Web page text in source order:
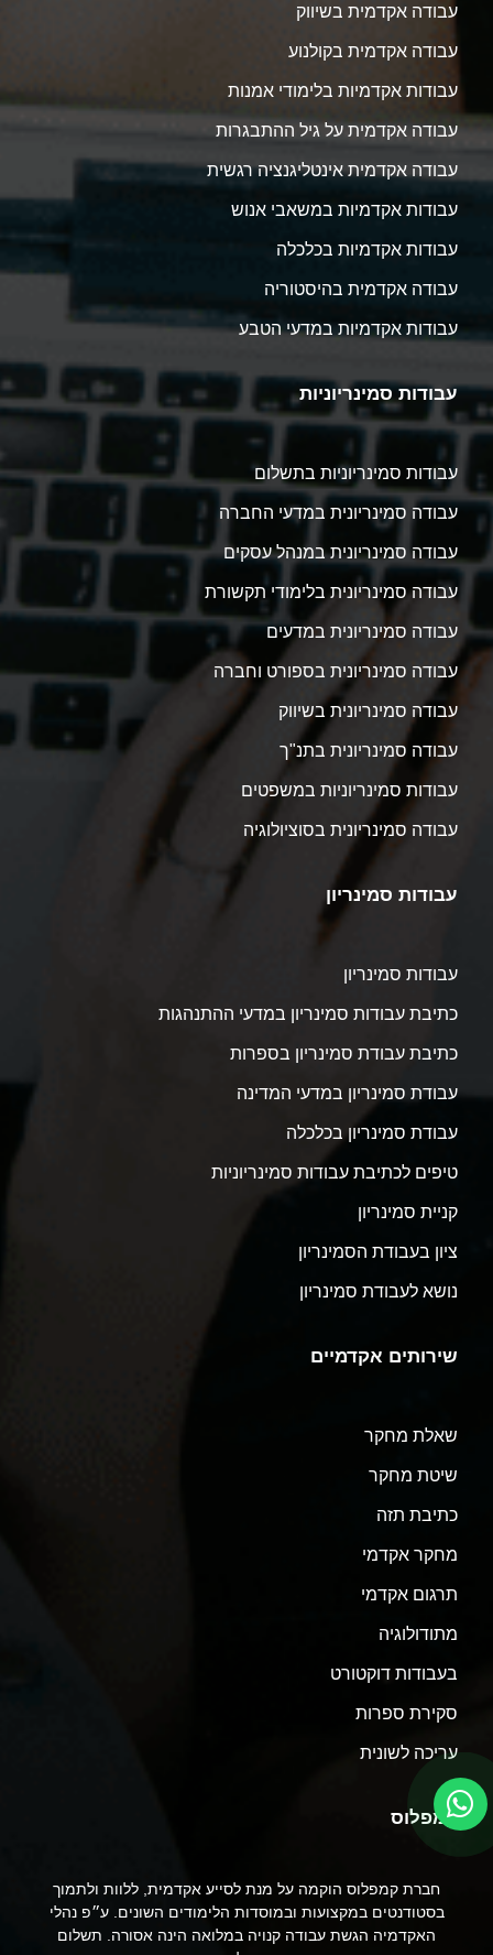
עבודה אקדמית בשיווק
עבודה אקדמית בקולנוע
עבודות אקדמיות בלימודי אמנות
עבודה אקדמית על גיל ההתבגרות
עבודה אקדמית אינטליגנציה רגשית
עבודות אקדמיות במשאבי אנוש
עבודות אקדמיות בכלכלה
עבודה אקדמית בהיסטוריה
עבודות אקדמיות במדעי הטבע
עבודות סמינריוניות
עבודות סמינריוניות בתשלום
עבודה סמינריונית במדעי החברה
עבודה סמינריונית במנהל עסקים
עבודה סמינריונית בלימודי תקשורת
עבודה סמינריונית במדעים
עבודה סמינריונית בספורט וחברה
עבודה סמינריונית בשיווק
עבודה סמינריונית בתנ"ך
עבודות סמינריוניות במשפטים
עבודה סמינריונית בסוציולוגיה
עבודות סמינריון
עבודות סמינריון
כתיבת עבודות סמינריון במדעי ההתנהגות
כתיבת עבודת סמינריון בספרות
עבודת סמינריון במדעי המדינה
עבודת סמינריון בכלכלה
טיפים לכתיבת עבודות סמינריוניות
קניית סמינריון
ציון בעבודת הסמינריון
נושא לעבודת סמינריון
שירותים אקדמיים
שאלת מחקר
שיטת מחקר
כתיבת תזה
מחקר אקדמי
תרגום אקדמי
מתודולוגיה
בעבודות דוקטורט
סקירת ספרות
עריכה לשונית
קמפלוס
חברת קמפלוס הוקמה על מנת לסייע אקדמית, ללוות ולתמוך
בסטודנטים במקצועות ובמוסדות הלימודים השונים. ע״פ נהלי
האקדמיה הגשת עבודה קנויה במלואה הינה אסורה. תשלום